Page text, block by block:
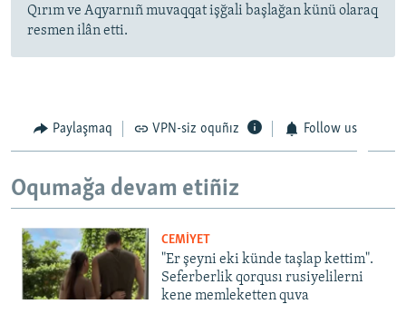
Qırım ve Aqyarnıñ muvaqqat işğali başlağan künü olaraq
resmen ilân etti.
Paylaşmaq VPN-siz oquñız Follow us
Oqumağa devam etiñiz
CEMİYET
"Er şeyni eki künde taşlap kettim".
Seferberlik qorqusı rusiyelilerni
kene memleketten quva